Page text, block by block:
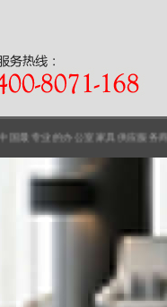
最专业的办公室家具供应服务